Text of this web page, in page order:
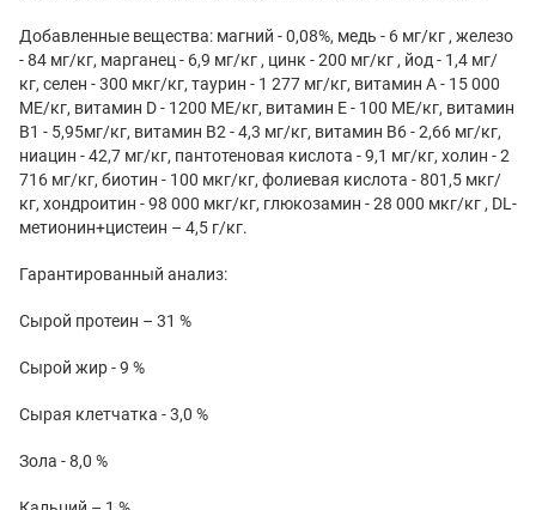
Добавленные вещества: магний - 0,08%, медь - 6 мг/кг , железо
- 84 мг/кг, марганец - 6,9 мг/кг , цинк - 200 мг/кг , йод - 1,4 мг/
кг, селен - 300 мкг/кг, таурин - 1 277 мг/кг, витамин А - 15 000
МЕ/кг, витамин D - 1200 МЕ/кг, витамин Е - 100 МЕ/кг, витамин
В1 - 5,95мг/кг, витамин В2 - 4,3 мг/кг, витамин B6 - 2,66 мг/кг,
ниацин - 42,7 мг/кг, пантотеновая кислота - 9,1 мг/кг, холин - 2
716 мг/кг, биотин - 100 мкг/кг, фолиевая кислота - 801,5 мкг/
кг, хондроитин - 98 000 мкг/кг, глюкозамин - 28 000 мкг/кг , DL-
метионин+цистеин – 4,5 г/кг.
Гарантированный анализ:
Сырой протеин – 31 %
Сырой жир - 9 %
Сырая клетчатка - 3,0 %
Зола - 8,0 %